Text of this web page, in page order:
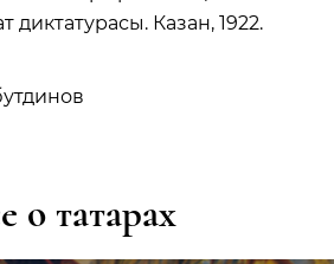
диктатурасы. Казан, 1922.
о татарах